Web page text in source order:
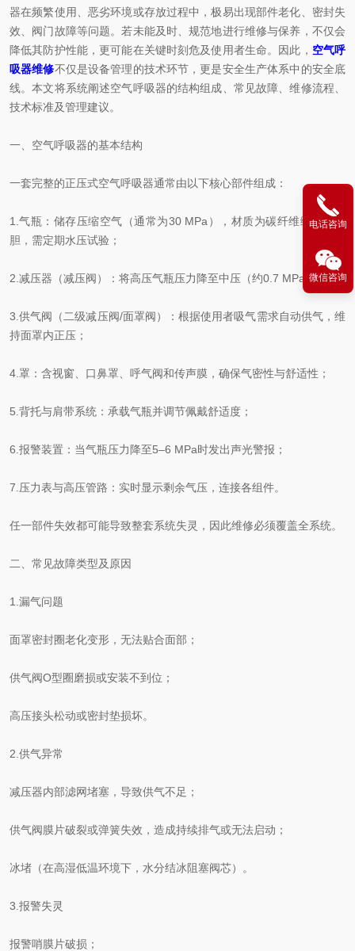
器在频繁使用、恶劣环境或存放过程中，极易出现部件老化、密封失
效、阀门故障等问题。若未能及时、规范地进行维修与保养，不仅会
降低其防护性能，更可能在关键时刻危及使用者生命。因此， 空气呼
吸器维修不仅是设备管理的技术环节，更是安全生产体系中的安全底
线。本文将系统阐述空气呼吸器的结构组成、常见故障、维修流程、
技术标准及管理建议。
一、空气呼吸器的基本结构
一套完整的正压式空气呼吸器通常由以下核心部件组成：
1.气瓶：储存压缩空气（通常为30 MPa），材质为碳纤维缠绕铝内
胆，需定期水压试验；
2.减压器（减压阀）：将高压气瓶压力降至中压（约0.7 MPa）；
3.供气阀（二级减压阀/面罩阀）：根据使用者吸气需求自动供气，维
持面罩内正压；
4.罩：含视窗、口鼻罩、呼气阀和传声膜，确保气密性与舒适性；
5.背托与肩带系统：承载气瓶并调节佩戴舒适度；
6.报警装置：当气瓶压力降至5–6 MPa时发出声光警报；
7.压力表与高压管路：实时显示剩余气压，连接各组件。
任一部件失效都可能导致整套系统失灵，因此维修必须覆盖全系统。
二、常见故障类型及原因
1.漏气问题
面罩密封圈老化变形，无法贴合面部；
供气阀O型圈磨损或安装不到位；
高压接头松动或密封垫损坏。
2.供气异常
减压器内部滤网堵塞，导致供气不足；
供气阀膜片破裂或弹簧失效，造成持续排气或无法启动；
冰堵（在高湿低温环境下，水分结冰阻塞阀芯）。
3.报警失灵
报警哨膜片破损；
电话咨询
微信咨询